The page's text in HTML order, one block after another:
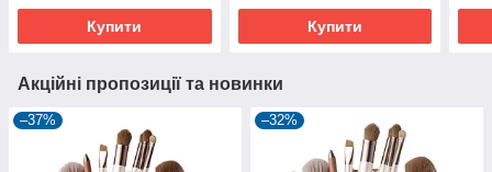
Купити Купити
Акційні пропозиції та новинки
–37% –32%